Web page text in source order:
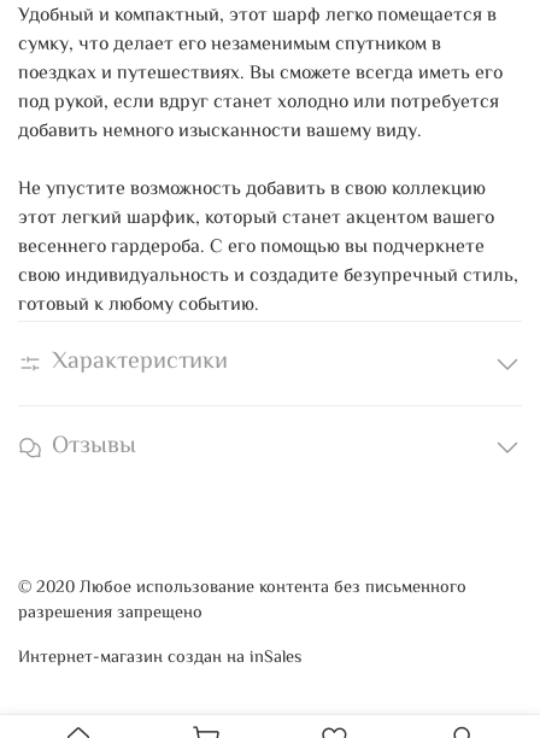
Удобный и компактный, этот шарф легко помещается в
сумку, что делает его незаменимым спутником в
поездках и путешествиях. Вы сможете всегда иметь его
под рукой, если вдруг станет холодно или потребуется
добавить немного изысканности вашему виду.
Не упустите возможность добавить в свою коллекцию
этот легкий шарфик, который станет акцентом вашего
весеннего гардероба. С его помощью вы подчеркнете
свою индивидуальность и создадите безупречный стиль,
готовый к любому событию.
Характеристики
Отзывы
© 2020 Любое использование контента без письменного
разрешения запрещено
Интернет-магазин создан на inSales